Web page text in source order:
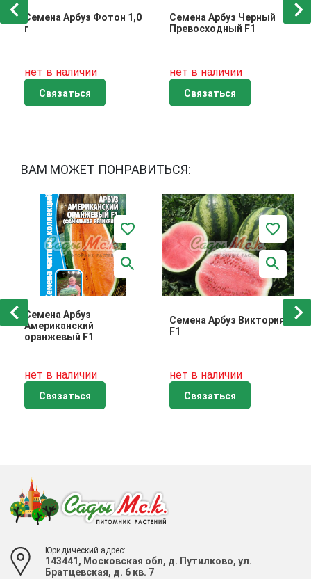
Семена Арбуз Фотон 1,0
г
нет в наличии
Связаться
Семена Арбуз Черный
Превосходный F1
нет в наличии
Связаться
ВАМ МОЖЕТ ПОНРАВИТЬСЯ:
Семена Арбуз
Американский
оранжевый F1
нет в наличии
Связаться
Семена Арбуз Виктория
F1
нет в наличии
Связаться
Юридический адрес:
143441, Московская обл, д. Путилково, ул.
Братцевская, д. 6 кв. 7